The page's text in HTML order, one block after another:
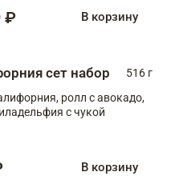
₽ В корзину
сет набор
516 г
ролл с авокадо,
с чукой
В корзину